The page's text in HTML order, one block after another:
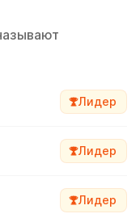
Лидер
Лидер
Лидер